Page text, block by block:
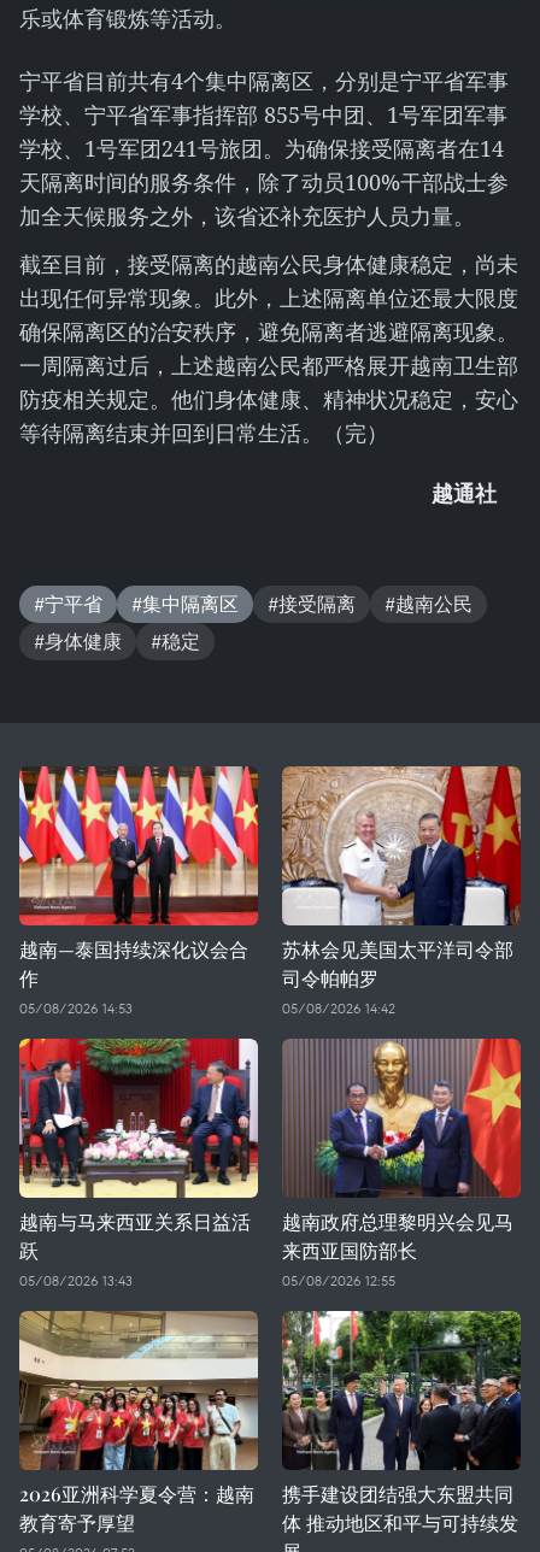
乐或体育锻炼等活动。
宁平省目前共有4个集中隔离区，分别是宁平省军事
学校、宁平省军事指挥部 855号中团、1号军团军事
学校、1号军团241号旅团。为确保接受隔离者在14
天隔离时间的服务条件，除了动员100%干部战士参
加全天候服务之外，该省还补充医护人员力量。
截至目前，接受隔离的越南公民身体健康稳定，尚未
出现任何异常现象。此外，上述隔离单位还最大限度
确保隔离区的治安秩序，避免隔离者逃避隔离现象。
一周隔离过后，上述越南公民都严格展开越南卫生部
防疫相关规定。他们身体健康、精神状况稳定，安心
等待隔离结束并回到日常生活。（完）
越通社
#宁平省 #集中隔离区 #接受隔离
#越南公民
#身体健康
#稳定
越南—泰国持续深化议会合
作
05/08/2026 14:53
苏林会见美国太平洋司令部
司令帕帕罗
05/08/2026 14:42
越南与马来西亚关系日益活
跃
05/08/2026 13:43
越南政府总理黎明兴会见马
来西亚国防部长
05/08/2026 12:55
2026亚洲科学夏令营：越南
教育寄予厚望
携手建设团结强大东盟共同
体 推动地区和平与可持续发